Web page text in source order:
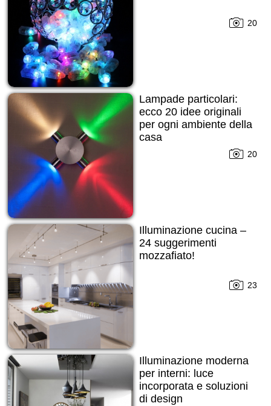
20
Lampade particolari:
ecco 20 idee originali
per ogni ambiente della
casa
20
Illuminazione cucina –
24 suggerimenti
mozzafiato!
23
Illuminazione moderna
per interni: luce
incorporata e soluzioni
di design